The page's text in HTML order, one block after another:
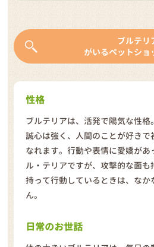
ブルテリ
がいるペットショ
性格
ブルテリアは、活発で陽気な性
誠心は強く、人間のことが好きで
なれます。行動や表情に愛嬌が
ル・テリアですが、攻撃的な面も
持って行動しているときは、なか
ん。
日常のお世話